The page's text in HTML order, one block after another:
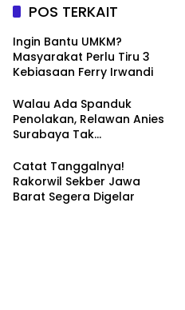
POS TERKAIT
Ingin Bantu UMKM?
Masyarakat Perlu Tiru 3
Kebiasaan Ferry Irwandi
Walau Ada Spanduk
Penolakan, Relawan Anies
Surabaya Tak
Catat Tanggalnya!
Rakorwil Sekber Jawa
Barat Segera Digelar